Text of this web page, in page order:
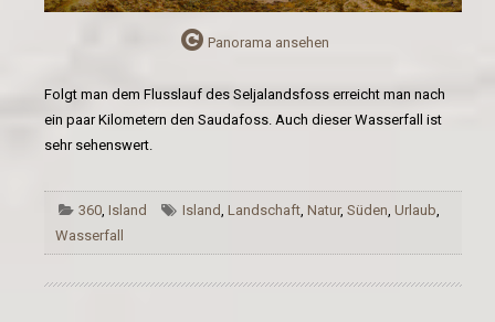
Panorama ansehen
Folgt man dem Flusslauf des Seljalandsfoss erreicht man nach
ein paar Kilometern den Saudafoss. Auch dieser Wasserfall ist
sehr sehenswert.
360 ,Island Island Landschaft, Natur, Süden Urlaub
Wasserfall